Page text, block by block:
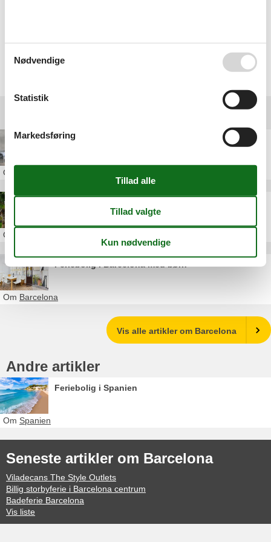
Vælg mellem 42 sommerhuse
Billig storbyferie i Barcelona centrum
Om
Om
Feriebolig i Barcelona med børn
Om Barcelona
Vis alle artikler om Barcelona
Andre artikler
Feriebolig i Spanien
Om Spanien
Seneste artikler om Barcelona
Viladecans The Style Outlets
Billig storbyferie i Barcelona centrum
Badeferie Barcelona
Vis liste
Nødvendige
Statistik
Markedsføring